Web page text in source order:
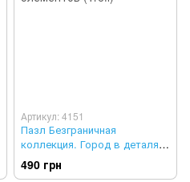
Артикул: 4151
Пазл Безграничная
коллекция. Город в деталях:
"Париж", 1000 элементов
(Trefl)
490 грн